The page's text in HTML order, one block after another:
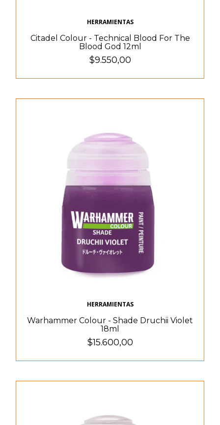
HERRAMIENTAS
Citadel Colour - Technical Blood For The
Blood God 12ml
$9.550,00
HERRAMIENTAS
Warhammer Colour - Shade Druchii Violet
18ml
$15.600,00